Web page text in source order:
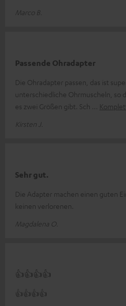
Marco B.
Passende Ohradapter
Die Ohradapter passen, das ist
unterschiedliche Ohrmuscheln, so
es zwei Größen gibt. Sch
Kirsten J.
Sehr gut.
Die Adapter machen einen guten
keinen verlorenen.
Magdalena O.
👍👍👍👍
👍👍👍👍